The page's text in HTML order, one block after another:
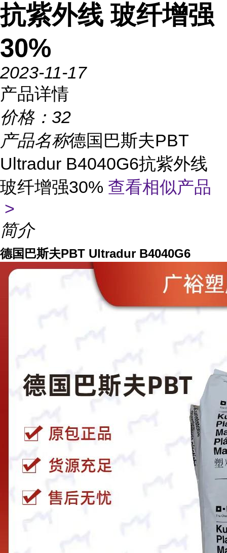
抗紫外线 玻纤增强
30%
2023-11-17
产品详情
价格： 32
产品名称德国巴斯夫PBT
Ultradur B4040G6抗紫外线
玻纤增强30% 查看相似产品
>
简介
德国巴斯夫PBT Ultradur B4040G6